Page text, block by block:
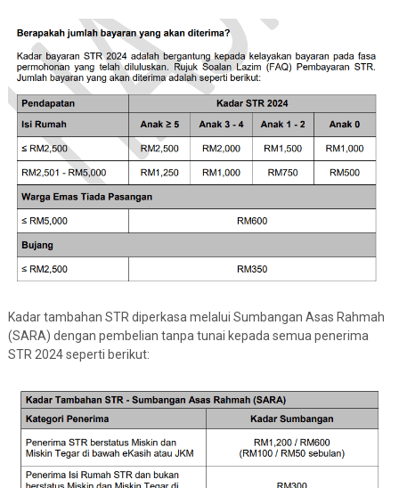
Kadar tambahan STR diperkasa melalui Sumbangan Asas Rahmah
(SARA) dengan pembelian tanpa tunai kepada semua penerima
STR 2024 seperti berikut: